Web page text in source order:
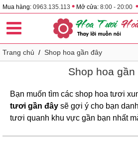
Mua hàng: 0963.135.113 • Mở cửa: 8:00 - 20:00 •
Trang chủ / Shop hoa gần đây
Shop hoa gần
Bạn muốn tìm các shop hoa tươi
tươi gần đây sẽ gợi ý cho bạn
tươi quanh khu vực gần bạn nhất